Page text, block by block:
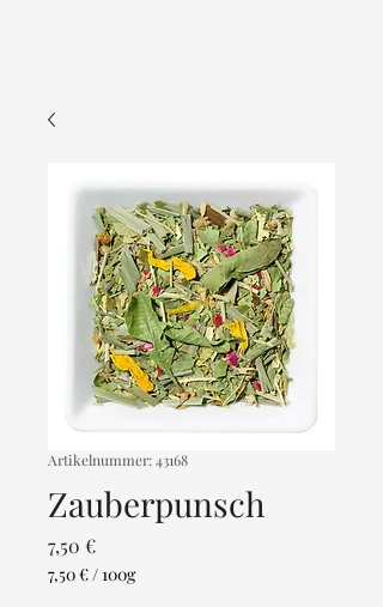
Artikelnummer: 43168
Zauberpunsch
7,50 €Preis
7,50 €/100g